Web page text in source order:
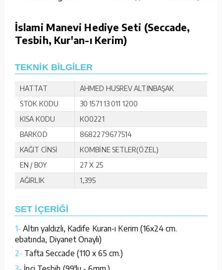
İslami Manevi Hediye Seti (Seccade,
Tesbih, Kur'an-ı Kerim)
TEKNİK BİLGİLER
HATTAT
AHMED HUSREV ALTINBAŞAK
STOK KODU
30 1571 13 011 1200
KISA KODU
KO0221
BARKOD
8682279677514
KAĞIT CİNSİ
KOMBİNE SETLER(ÖZEL)
EN / BOY
27 X 25
AĞIRLIK
1,395
SET İÇERİĞİ
1- Altın yaldızlı, Kadife Kuran-ı Kerim (16x24 cm.
ebatında, Diyanet Onaylı)
2- Tafta Seccade (110 x 65 cm.)